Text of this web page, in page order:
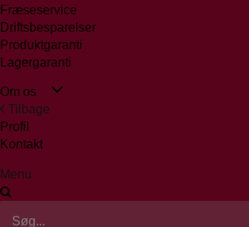
Fræseservice
Driftsbesparelser
Produktgaranti
Lagergaranti
Om os
Tilbage
Profil
Kontakt
Menu